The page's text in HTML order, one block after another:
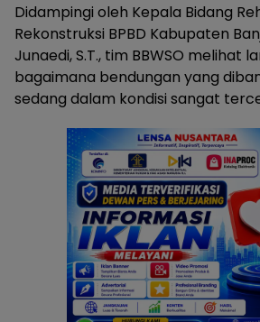
Didampingi oleh Kepala Bidang
Rekonstruksi BPBD Kabupaten
Junaedi, S.T., tim BBWSO melihat
bagaimana bendungan yang
sedang dalam kondisi sangat